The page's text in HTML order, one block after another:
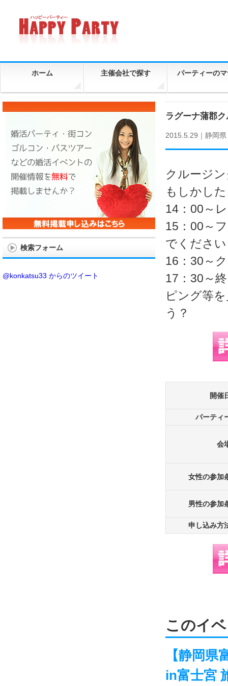
ホーム 主催会社で探す パーティーの
ラグーナ蒲郡
2015.5.29｜ 静岡県
クルージ
もしかし
14：00～
15：00～
でくださ
16：30～
17：30～
ピング等
う？
開催
パーティ
会
女性の参加
男性の参加
申し込み方
このイ
【静岡
in富士宮
検索フォーム
@konkatsu33 からのツイート